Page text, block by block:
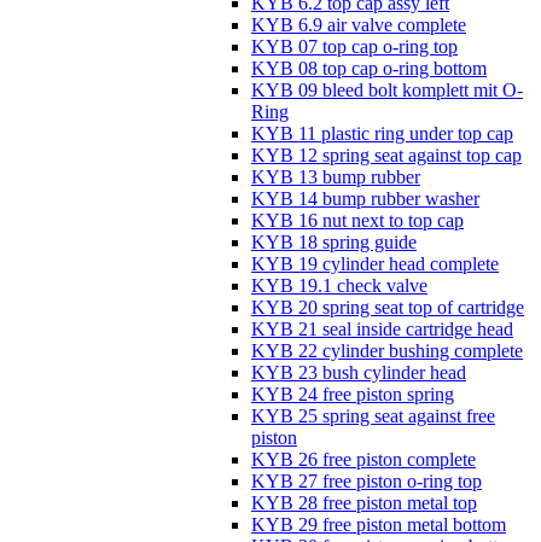
KYB 6.9 air valve complete
KYB 07 top cap o-ring top
KYB 08 top cap o-ring bottom
KYB 09 bleed bolt komplett mit O-
Ring
KYB 11 plastic ring under top cap
KYB 12 spring seat against top cap
KYB 13 bump rubber
KYB 14 bump rubber washer
KYB 16 nut next to top cap
KYB 18 spring guide
KYB 19 cylinder head complete
KYB 19.1 check valve
KYB 20 spring seat top of cartridge
KYB 21 seal inside cartridge head
KYB 22 cylinder bushing complete
KYB 23 bush cylinder head
KYB 24 free piston spring
KYB 25 spring seat against free
piston
KYB 26 free piston complete
KYB 27 free piston o-ring top
KYB 28 free piston metal top
KYB 29 free piston metal bottom